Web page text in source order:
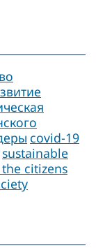
covid-19
sustainable
citizens